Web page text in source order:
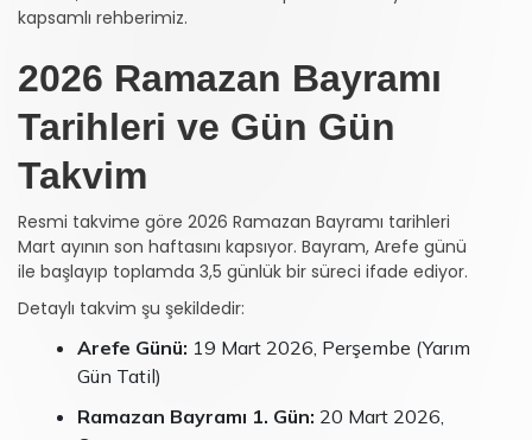
kapsamlı rehberimiz.
2026 Ramazan Bayramı
Tarihleri ve Gün Gün
Takvim
Resmi takvime göre 2026 Ramazan Bayramı tarihleri
Mart ayının son haftasını kapsıyor. Bayram, Arefe günü
ile başlayıp toplamda 3,5 günlük bir süreci ifade ediyor.
Detaylı takvim şu şekildedir:
Arefe Günü: 19 Mart 2026, Perşembe (Yarım
Gün Tatil)
Ramazan Bayramı 1. Gün: 20 Mart 2026,